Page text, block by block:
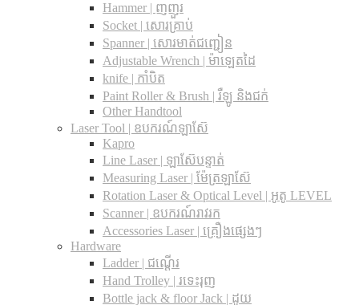
Hammer | ញញួរ
Socket | សោរគ្រាប់
Spanner |​ សោរមាត់ជញ្ជៀន
Adjustable Wrench |​ ម៉ាឡេតដៃ
knife | កាំបិត
Paint Roller & Brush | រឺឡូ និងជក់
Other Handtool
Laser Tool | ឧបករណ៍ឡាស៊ែ
Kapro
Line Laser | ឡាស៊ែបន្ទាត់
Measuring Laser | ម៉ែត្រឡាស៊ែ
Rotation Laser & Optical Level | អូតូ LEVEL
Scanner | ឧបករណ៍រាវរក
Accessories Laser | គ្រឿងផ្សេងៗ
Hardware
Ladder | ជណ្តើរ
Hand Trolley | រទេះរុញ
Bottle jack & floor Jack​ | ដូយ